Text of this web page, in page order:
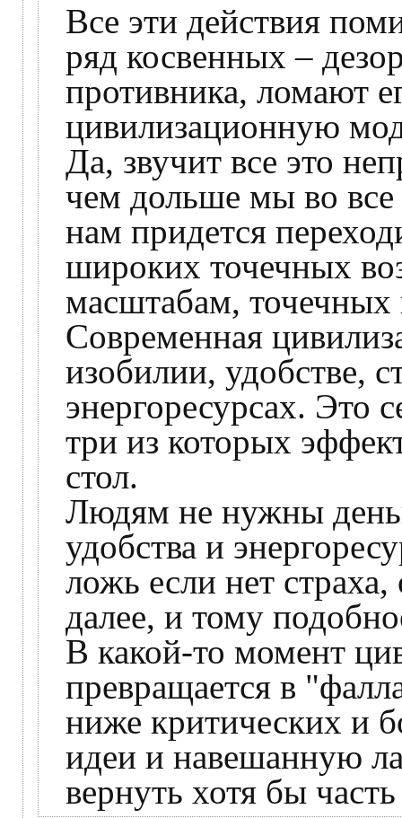
Все эти действия
ряд косвенных –
противника, ломают
цивилизационную
Да, звучит все это
чем дольше мы во все
нам придется
широких точечных
масштабам, точечных
Современная
изобилии, удобстве,
энергоресурсах. Это
три из которых
стол.
Людям не нужны
удобства и
ложь если нет
далее, и тому
В какой-то момент
превращается в
ниже критических и
идеи и навешанную
вернуть хотя бы